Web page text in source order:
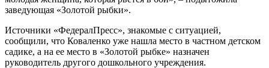
заведующая «Золотой рыбки».
Источники «ФедералПресс», знакомые с ситуацией,
сообщили, что Коваленко уже нашла место в частном детском
садике, а на ее место в «Золотой рыбке» назначен
руководитель другого дошкольного учреждения.